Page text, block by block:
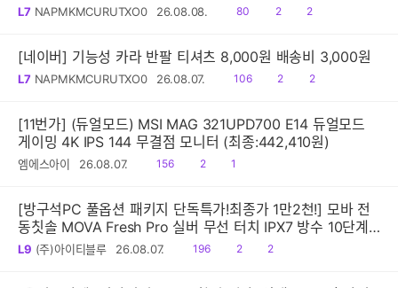
L7 NAPMKMCURUTXO0 26.08.08.
읽
80
공
2
댓
2
[네이버] 기능성 카라 반팔 티셔츠 8,000원 배송비 3,000원
L7 NAPMKMCURUTXO0 26.08.07.
읽
106
공
2
댓
2
[11번가] (듀얼모드) MSI MAG 321UPD700 E14 듀얼모드
게이밍 4K IPS 144 무결점 모니터 (최종:442,410원)
엠에스아이 26.08.07.
읽
156
공
2
댓1
[방구석PC 풀옵션 패키지 단독특가!최종가 1만2천!] 모바 전
동칫솔 MOVA Fresh Pro 실버 무선 터치 IPX7 방수 10단계
진동 음파 전동칫솔
L9 (주)아이티블루 26.08.07.
읽
196
공
2
댓
2